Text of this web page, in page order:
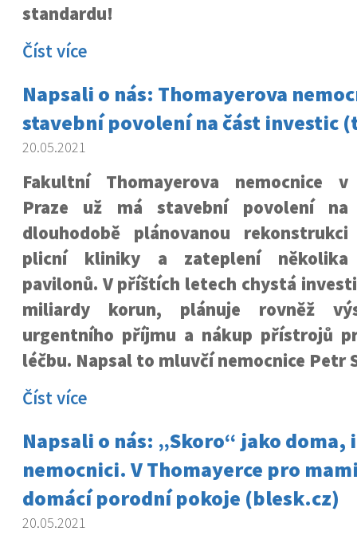
standardu!
Číst více
Napsali o nás: Thomayerova
stavební povolení na část investic
20.05.2021
Fakultní Thomayerova nemocnice v
Praze už má stavební povolení na
dlouhodobě plánovanou rekonstrukci
plicní kliniky a zateplení několika
pavilonů. V příštích letech chystá
miliardy korun, plánuje rovněž
urgentního příjmu a nákup přístrojů
léčbu. Napsal to mluvčí nemocnice Petr
Číst více
Napsali o nás: „Skoro“ jako doma,
nemocnici. V Thomayerce pro
domácí porodní pokoje (blesk.cz)
20.05.2021